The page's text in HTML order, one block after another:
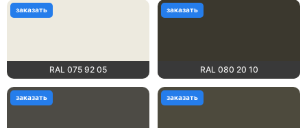
RAL 075 92 05
заказать
RAL 080 20 10
заказать
заказать заказать